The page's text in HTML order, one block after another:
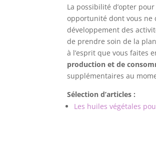
La possibilité d’opter
opportunité dont vous ne
développement des
de prendre soin de la
à l’esprit que vous faites
production et de
supplémentaires au
Sélection d’articles :
Les huiles végétales